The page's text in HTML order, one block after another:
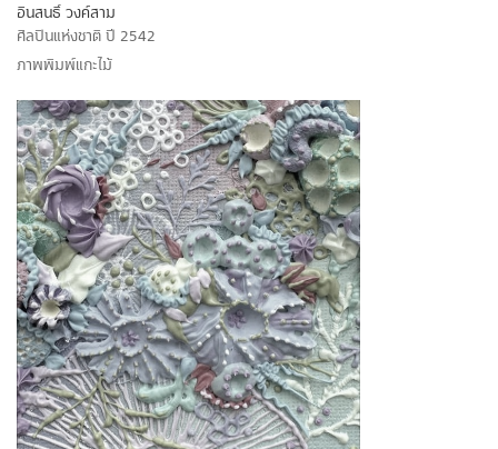
อินสนธิ์ วงค์สาม
ศิลปินแห่งชาติ ปี 2542
ภาพพิมพ์แกะไม้